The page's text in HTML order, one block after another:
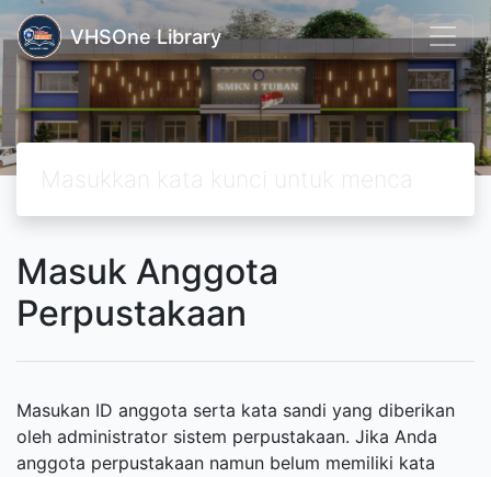
VHSOne Library
Masuk Anggota
Perpustakaan
Masukan ID anggota serta kata sandi yang diberikan
oleh administrator sistem perpustakaan. Jika Anda
anggota perpustakaan namun belum memiliki kata